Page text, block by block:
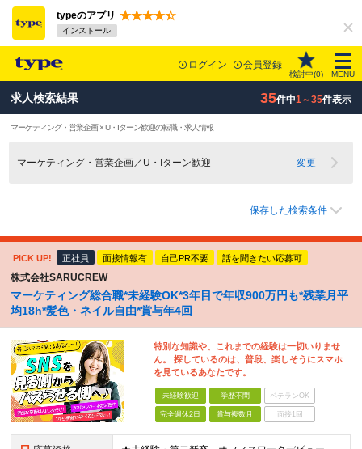
typeのアプリ
インストール
ログイン 会員登録
検討中(0) MENU
求人検索結果 35件中1～35件表示
マーケティング・営業企画 × U・Iターン歓迎の転職・求人情報
マーケティング・営業企画／U・Iターン歓迎 変更
保存した検索条件
PICK UP! 正社員 面接情報有 自己PR不要 話を聞きたい応募可
株式会社SARUCREW
マーケティング総合職*未経験OK*3年目で年収900万円も*残業月平
均18h*髪色・ネイル自由*賞与年4回
特別な知識や、これまでの経験は一切いりませ
ん。 探しているのは、普段、楽しそうにスマホ
を見ているあなたです。
未経験歓迎 学歴不問 ベテランOK
完全週休2日 賞与複数月 面接1回